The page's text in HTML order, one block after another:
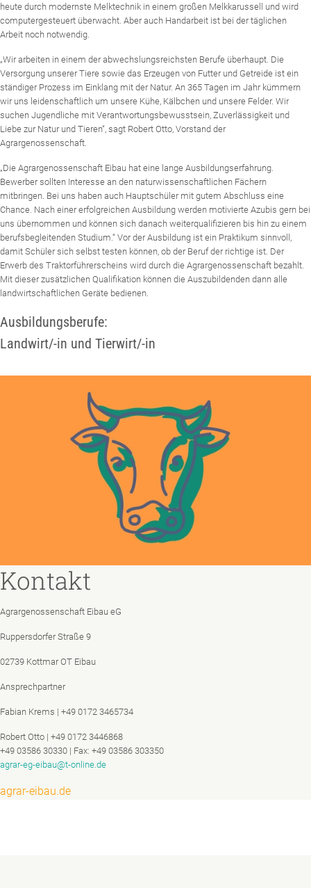
heute durch modernste Melktechnik in einem großen Melkkarussell und wird
computergesteuert überwacht. Aber auch Handarbeit ist bei der täglichen
Arbeit noch notwendig.
„Wir arbeiten in einem der abwechslungsreichsten Berufe überhaupt. Die
Versorgung unserer Tiere sowie das Erzeugen von Futter und Getreide ist ein
ständiger Prozess im Einklang mit der Natur. An 365 Tagen im Jahr kümmern
wir uns leidenschaftlich um unsere Kühe, Kälbchen und unsere Felder. Wir
suchen Jugendliche mit Verantwortungsbewusstsein, Zuverlässigkeit und
Liebe zur Natur und Tieren“, sagt Robert Otto, Vorstand der
Agrargenossenschaft.
„Die Agrargenossenschaft Eibau hat eine lange Ausbildungserfahrung.
Bewerber sollten Interesse an den naturwissenschaftlichen Fächern
mitbringen. Bei uns haben auch Hauptschüler mit gutem Abschluss eine
Chance. Nach einer erfolgreichen Ausbildung werden motivierte Azubis gern bei
uns übernommen und können sich danach weiterqualifizieren bis hin zu einem
berufsbegleitenden Studium.“ Vor der Ausbildung ist ein Praktikum sinnvoll,
damit Schüler sich selbst testen können, ob der Beruf der richtige ist. Der
Erwerb des Traktorführerscheins wird durch die Agrargenossenschaft bezahlt.
Mit dieser zusätzlichen Qualifikation können die Auszubildenden dann alle
landwirtschaftlichen Geräte bedienen.
Ausbildungsberufe:
Landwirt/-in und Tierwirt/-in
Kontakt
Agrargenossenschaft Eibau eG
Ruppersdorfer Straße 9
02739 Kottmar OT Eibau
Ansprechpartner
Fabian Krems | +49 0172 3465734
Robert Otto | +49 0172 3446868
+49 03586 30330 | Fax: +49 03586 303350
agrar-eg-eibau@t-online.de
agrar-eibau.de